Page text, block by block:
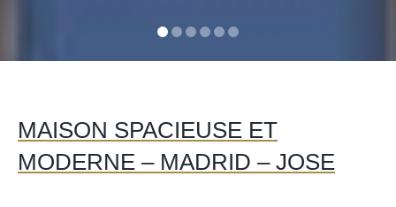
MAISON SPACIEUSE ET
MODERNE – MADRID – JOSE